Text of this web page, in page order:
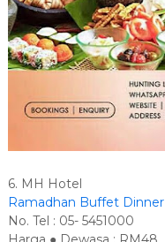
6. MH Hotel
Ramadhan Buffet Dinner
No. Tel : 05- 5451000